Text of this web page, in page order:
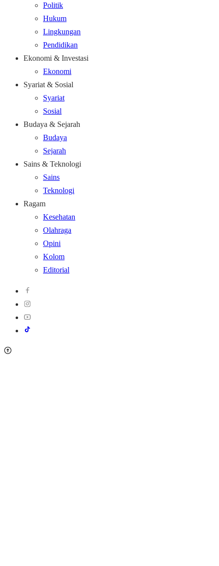
Politik
Hukum
Lingkungan
Pendidikan
Ekonomi & Investasi
Ekonomi
Syariat & Sosial
Syariat
Sosial
Budaya & Sejarah
Budaya
Sejarah
Sains & Teknologi
Sains
Teknologi
Ragam
Kesehatan
Olahraga
Opini
Kolom
Editorial